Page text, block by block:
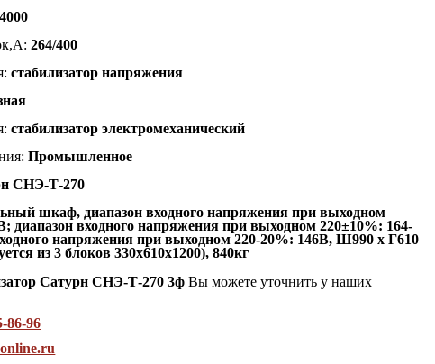
264/400
стабилизатор напряжения
стабилизатор электромеханический
Промышленное
СНЭ-Т-270
шкаф, диапазон входного напряжения при выходном
диапазон входного напряжения при выходном 220±10%: 164-
напряжения при выходном 220-20%: 146В, Ш990 x Г610
из 3 блоков 330х610х1200), 840кг
Сатурн СНЭ-Т-270 3фВы можете уточнить у наших
86-96